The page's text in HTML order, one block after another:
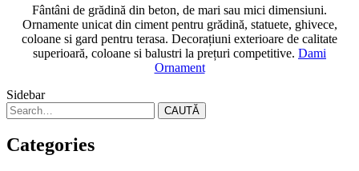
Fântâni de grădină din beton, de mari sau mici dimensiuni.
Ornamente unicat din ciment pentru grădină, statuete, ghivece,
coloane si gard pentru terasa. Decorațiuni exterioare de calitate
superioară, coloane si balustri la prețuri competitive. Dami
Ornament
Sidebar
CAUTĂ
Categories